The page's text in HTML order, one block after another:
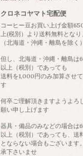
クロネコヤマト宅配便
コーヒー豆お買い上げ金額
上(税別）より送料無料とな
（北海道・沖縄・離島を除く
但し、北海道・沖縄・離島は
以上（税別）であっても
送料を1,000円のみ加算させ
す
何卒ご理解頂きますようよろ
願い申し上げます
器具・備品のみなどの場合は
以上（税別）であっても、送
とならない場合もございます
承下さいませ